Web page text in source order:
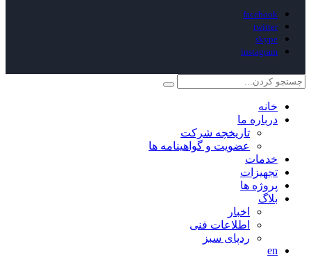
facebook
twitter
skype
instagram
خانه
درباره ما
تاریخچه شرکت
عضویت و گواهینامه ها
خدمات
تجهیزات
پروژه ها
بلاگ
اخبار
اطلاعات فنی
ردپای سبز
en